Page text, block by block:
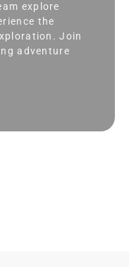
explore
the
Join
adventure